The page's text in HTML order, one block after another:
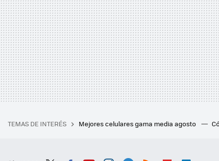
TEMAS DE INTERÉS Mejores celulares gama media agosto